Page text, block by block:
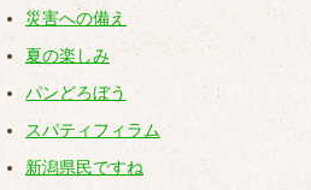
災害への備え
夏の楽しみ
パンどろぼう
スパティフィラム
新潟県民ですね